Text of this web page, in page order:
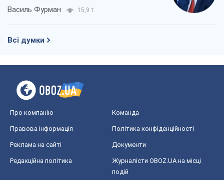
Василь Фурман 15,9 т.
Всі думки
Про компанію Команда
Правова інформація Політика конфіденційності
Реклама на сайті Документи
Редакційна політика
Журналісти OBOZ.UA на місці
подій